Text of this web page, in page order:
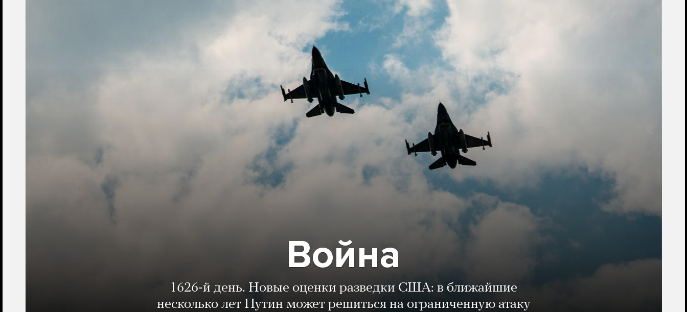
Война
1626-й день. Новые оценки разведки США: в ближайшие
несколько лет Путин может решиться на ограниченную атаку